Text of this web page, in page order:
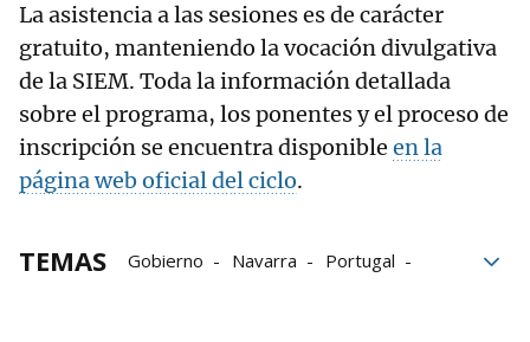
La asistencia a las sesiones es de carácter
gratuito, manteniendo la vocación divulgativa
de la SIEM. Toda la información detallada
sobre el programa, los ponentes y el proceso de
inscripción se encuentra disponible en la
página web oficial del ciclo.
TEMAS Gobierno Navarra
Portugal